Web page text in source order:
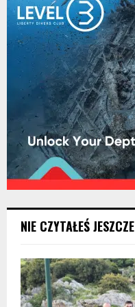
NIE CZYTAŁEŚ JESZCZE